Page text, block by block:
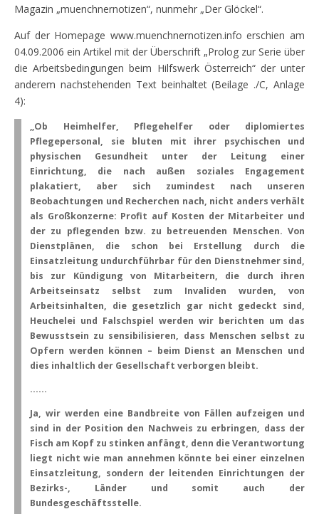
Magazin „muenchnernotizen“, nunmehr „Der Glöckel“.
Auf der Homepage www.muenchnernotizen.info erschien am
04.09.2006 ein Artikel mit der Überschrift „Prolog zur Serie über
die Arbeitsbedingungen beim Hilfswerk Österreich“ der unter
anderem nachstehenden Text beinhaltet (Beilage ./C, Anlage
4):
„Ob Heimhelfer, Pflegehelfer oder diplomiertes
Pflegepersonal, sie bluten mit ihrer psychischen und
physischen Gesundheit unter der Leitung einer
Einrichtung, die nach außen soziales Engagement
plakatiert, aber sich zumindest nach unseren
Beobachtungen und Recherchen nach, nicht anders verhält
als Großkonzerne: Profit auf Kosten der Mitarbeiter und
der zu pflegenden bzw. zu betreuenden Menschen. Von
Dienstplänen, die schon bei Erstellung durch die
Einsatzleitung undurchführbar für den Dienstnehmer sind,
bis zur Kündigung von Mitarbeitern, die durch ihren
Arbeitseinsatz selbst zum Invaliden wurden, von
Arbeitsinhalten, die gesetzlich gar nicht gedeckt sind,
Heuchelei und Falschspiel werden wir berichten um das
Bewusstsein zu sensibilisieren, dass Menschen selbst zu
Opfern werden können – beim Dienst an Menschen und
dies inhaltlich der Gesellschaft verborgen bleibt.
……
Ja, wir werden eine Bandbreite von Fällen aufzeigen und
sind in der Position den Nachweis zu erbringen, dass der
Fisch am Kopf zu stinken anfängt, denn die Verantwortung
liegt nicht wie man annehmen könnte bei einer einzelnen
Einsatzleitung, sondern der leitenden Einrichtungen der
Bezirks-, Länder und somit auch der
Bundesgeschäftsstelle.